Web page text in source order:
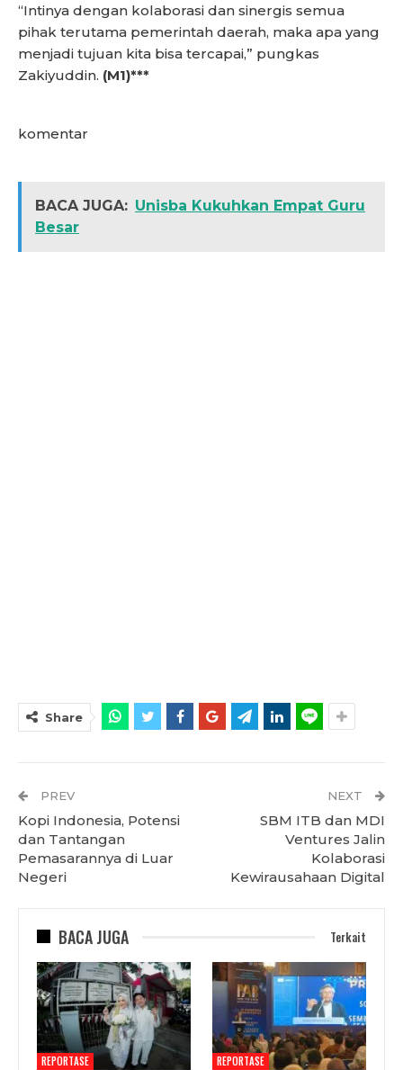
“Intinya dengan kolaborasi dan sinergis semua
pihak terutama pemerintah daerah, maka apa yang
menjadi tujuan kita bisa tercapai,” pungkas
Zakiyuddin. (M1)***
komentar
BACA JUGA: Unisba Kukuhkan Empat Guru
Besar
Share
PREV
Kopi Indonesia, Potensi
dan Tantangan
Pemasarannya di Luar
Negeri
NEXT
SBM ITB dan MDI
Ventures Jalin
Kolaborasi
Kewirausahaan Digital
BACA JUGA Terkait
REPORTASE REPORTASE